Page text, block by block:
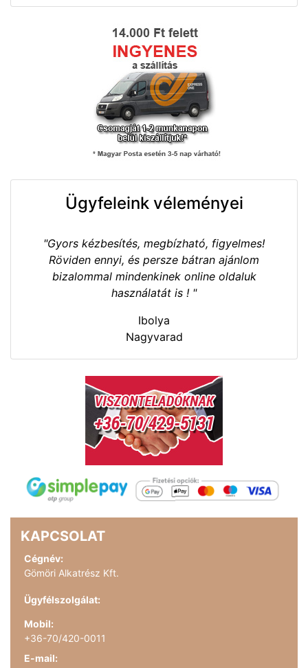
Ügyfeleink véleményei
"Gyors kézbesítés, megbízható, figyelmes!
Röviden ennyi, és persze bátran ajánlom
bizalommal mindenkinek online oldaluk
használatát is ! "
Ibolya
Nagyvarad
KAPCSOLAT
Cégnév:
Gömöri Alkatrész Kft.
Ügyfélszolgálat:
Mobil:
+36-70/420-0011
E-mail: